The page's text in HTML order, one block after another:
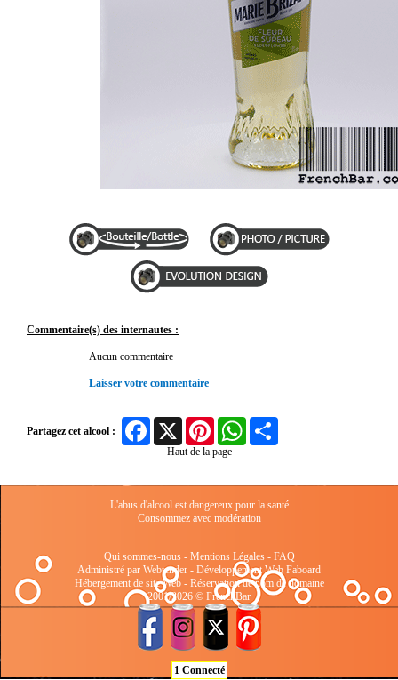
Commentaire(s) des internautes :
Aucun commentaire
Laisser votre commentaire
Partagez cet alcool :
FacebookX Pinterest WhatsApp
Haut de la page
L'abus d'alcool est dangereux pour la santé
Consommez avec modération
Qui sommes-nous- Mentions Légales- FAQ
Administré par Webtender - Développement Web Faboard
Hébergement de site Web- Réservation de nom de domaine
2001/2026 © FrenchBar
1 Connecté